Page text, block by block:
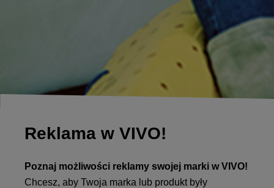
Reklama w VIVO!
Poznaj możliwości reklamy swojej marki w VIVO!
Chcesz, aby Twoja marka lub produkt były